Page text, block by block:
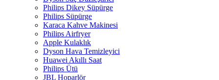
Philips Dikey Süpürge
Philips Süpürge
Karaca Kahve Makinesi
Philips Airfryer
Apple Kulaklık
Dyson Hava Temizleyici
Huawei Akıllı Saat
Philips Ütü
JBL Hoparlör